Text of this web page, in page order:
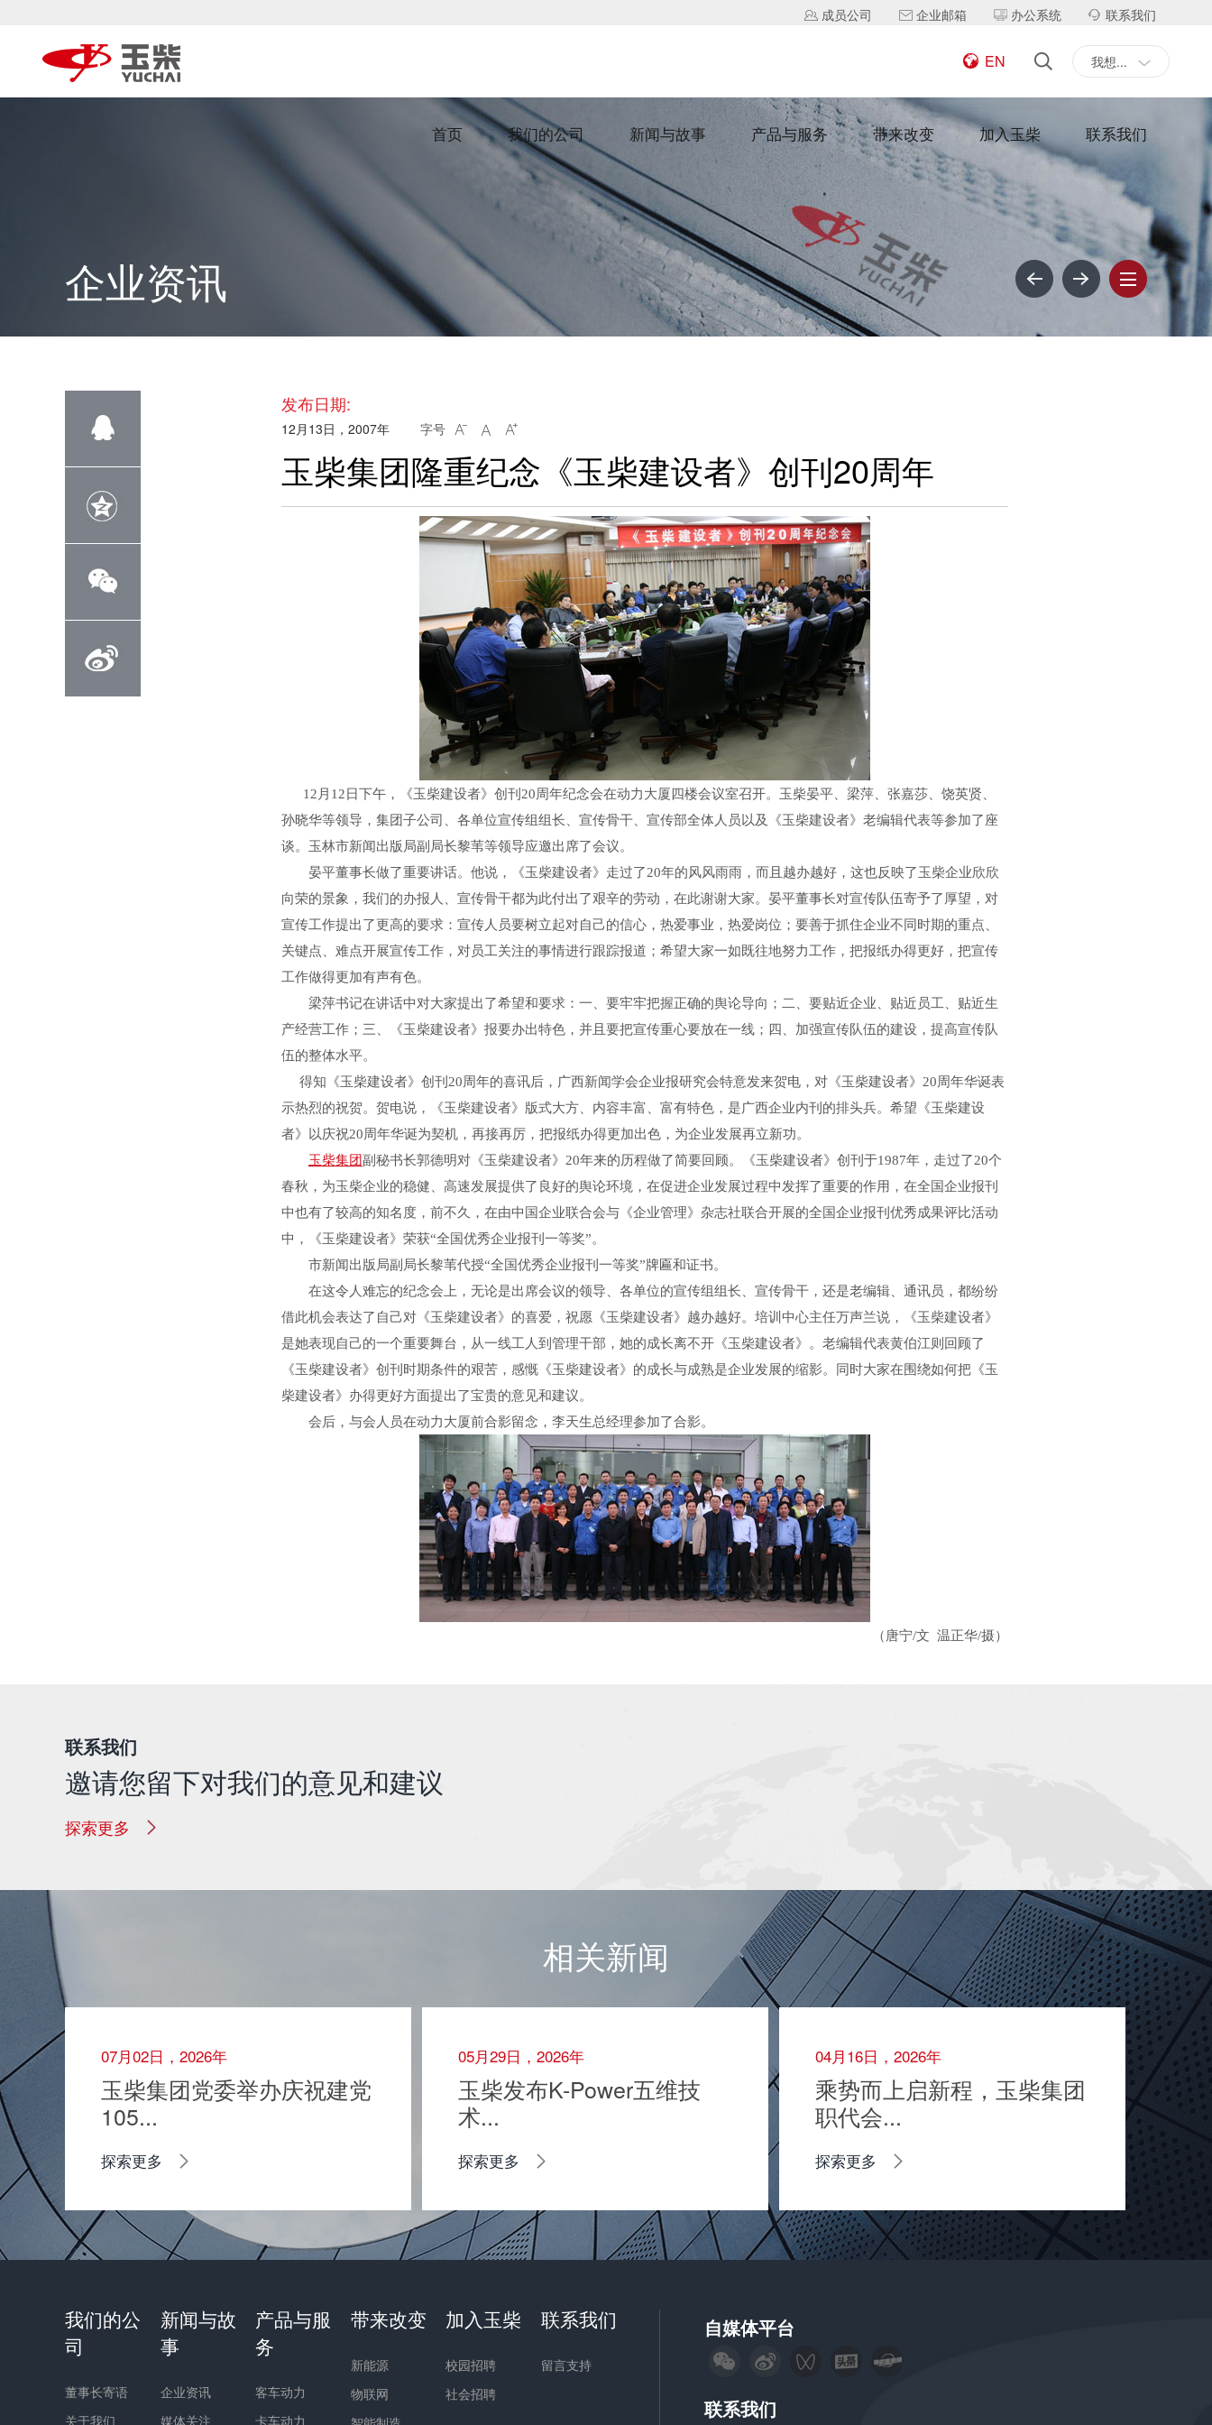
成员公司 企业邮箱 办公系统 联系我们
我想...
EN
首页 我们的公司 新闻与故事 产品与服务 带来改变 加入玉柴 联系我们
企业资讯
发布日期:
12月13日，2007年 字号   
玉柴集团隆重纪念《玉柴建设者》创刊20周年
12月12日下午，《玉柴建设者》创刊20周年纪念会在动力大厦四楼会议室召开。玉柴晏平、梁萍、张嘉莎、饶英贤、
孙晓华等领导，集团子公司、各单位宣传组组长、宣传骨干、宣传部全体人员以及《玉柴建设者》老编辑代表等参加了座
谈。玉林市新闻出版局副局长黎苇等领导应邀出席了会议。
晏平董事长做了重要讲话。他说，《玉柴建设者》走过了20年的风风雨雨，而且越办越好，这也反映了玉柴企业欣欣
向荣的景象，我们的办报人、宣传骨干都为此付出了艰辛的劳动，在此谢谢大家。晏平董事长对宣传队伍寄予了厚望，对
宣传工作提出了更高的要求：宣传人员要树立起对自己的信心，热爱事业，热爱岗位；要善于抓住企业不同时期的重点、
关键点、难点开展宣传工作，对员工关注的事情进行跟踪报道；希望大家一如既往地努力工作，把报纸办得更好，把宣传
工作做得更加有声有色。
梁萍书记在讲话中对大家提出了希望和要求：一、要牢牢把握正确的舆论导向；二、要贴近企业、贴近员工、贴近生
产经营工作；三、《玉柴建设者》报要办出特色，并且要把宣传重心要放在一线；四、加强宣传队伍的建设，提高宣传队
伍的整体水平。
得知《玉柴建设者》创刊20周年的喜讯后，广西新闻学会企业报研究会特意发来贺电，对《玉柴建设者》20周年华诞表
示热烈的祝贺。贺电说，《玉柴建设者》版式大方、内容丰富、富有特色，是广西企业内刊的排头兵。希望《玉柴建设
者》以庆祝20周年华诞为契机，再接再厉，把报纸办得更加出色，为企业发展再立新功。
玉柴集团副秘书长郭德明对《玉柴建设者》20年来的历程做了简要回顾。《玉柴建设者》创刊于1987年，走过了20个
春秋，为玉柴企业的稳健、高速发展提供了良好的舆论环境，在促进企业发展过程中发挥了重要的作用，在全国企业报刊
中也有了较高的知名度，前不久，在由中国企业联合会与《企业管理》杂志社联合开展的全国企业报刊优秀成果评比活动
中，《玉柴建设者》荣获“全国优秀企业报刊一等奖”。
市新闻出版局副局长黎苇代授“全国优秀企业报刊一等奖”牌匾和证书。
在这令人难忘的纪念会上，无论是出席会议的领导、各单位的宣传组组长、宣传骨干，还是老编辑、通讯员，都纷纷
借此机会表达了自己对《玉柴建设者》的喜爱，祝愿《玉柴建设者》越办越好。培训中心主任万声兰说，《玉柴建设者》
是她表现自己的一个重要舞台，从一线工人到管理干部，她的成长离不开《玉柴建设者》。老编辑代表黄伯江则回顾了
《玉柴建设者》创刊时期条件的艰苦，感慨《玉柴建设者》的成长与成熟是企业发展的缩影。同时大家在围绕如何把《玉
柴建设者》办得更好方面提出了宝贵的意见和建议。
会后，与会人员在动力大厦前合影留念，李天生总经理参加了合影。
（唐宁/文 温正华/摄）
联系我们
邀请您留下对我们的意见和建议
探索更多
相关新闻
07月02日，2026年
玉柴集团党委举办庆祝建党
105...
探索更多
05月29日，2026年
玉柴发布K-Power五维技
术...
探索更多
04月16日，2026年
乘势而上启新程，玉柴集团
职代会...
探索更多
我们的公
司
董事长寄语
关于我们
新闻与故
事
企业资讯
媒体关注
产品与服
务
客车动力
卡车动力
带来改变
新能源
物联网
加入玉柴
校园招聘
社会招聘
联系我们
留言支持
自媒体平台
联系我们